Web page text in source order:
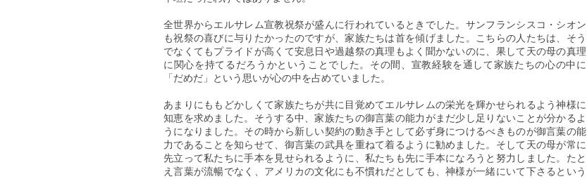
全世界からエルサレム宣教祝祭が盛んに行われているときでした。サンフランシスコ・シオン
も祝祭の喜びに与りたかったのですが、家族たちは首を傾げました。こちらの人たちは、そう
でなくてもプライドが高くて安息日や過越祭の真理もよく聞かないのに、果して天の母の真理
に関心を持てるだろうかということでした。その間、宣教経験を通して家族たちの心の中に
「だめだ」という思いが心の中を占めていました。
あまりにももどかしくて家族たちが共に目覚めてエルサレムの栄光を輝かせられるよう神様に
知恵を求めました。そうする中、家族たちの御言葉の能力がまだ少し足りないことが分かるよ
うになりました。その時から新しい契約の動き手として必ず身につけるべきものが御言葉の能
力であることを知らせて、御言葉の武具を重ねて着るように勧めました。そして天の母が常に
先立って私たちに手本を見せられるように、私たちも先に手本になろうと努力しました。たと
え言葉が流暢でなく、アメリカの文化にも不慣れだとしても、神様が一緒にいて下さるという